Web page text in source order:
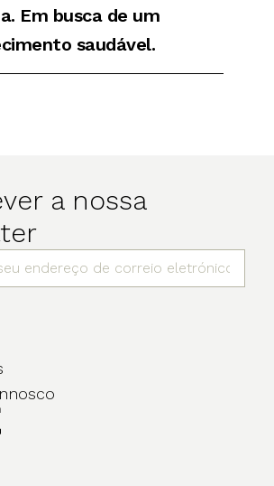
Em busca de um
saudável.
a nossa